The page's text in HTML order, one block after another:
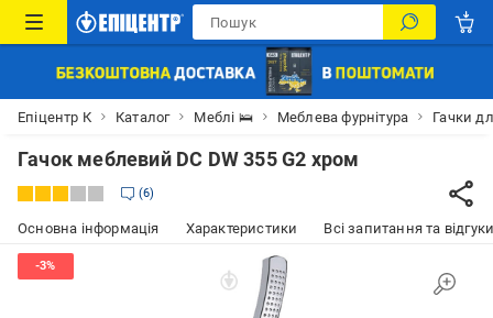
Епіцентр К Каталог Меблі 🛌 Меблева фурнітура Гачки
Гачок меблевий DC DW 355 G2 хром
6
Основна інформація Характеристики Всі запитання та